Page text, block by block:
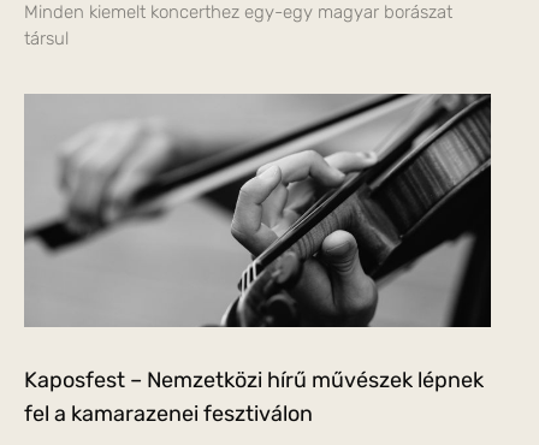
Minden kiemelt koncerthez egy-egy magyar borászat
társul
Kaposfest – Nemzetközi hírű művészek lépnek
fel a kamarazenei fesztiválon